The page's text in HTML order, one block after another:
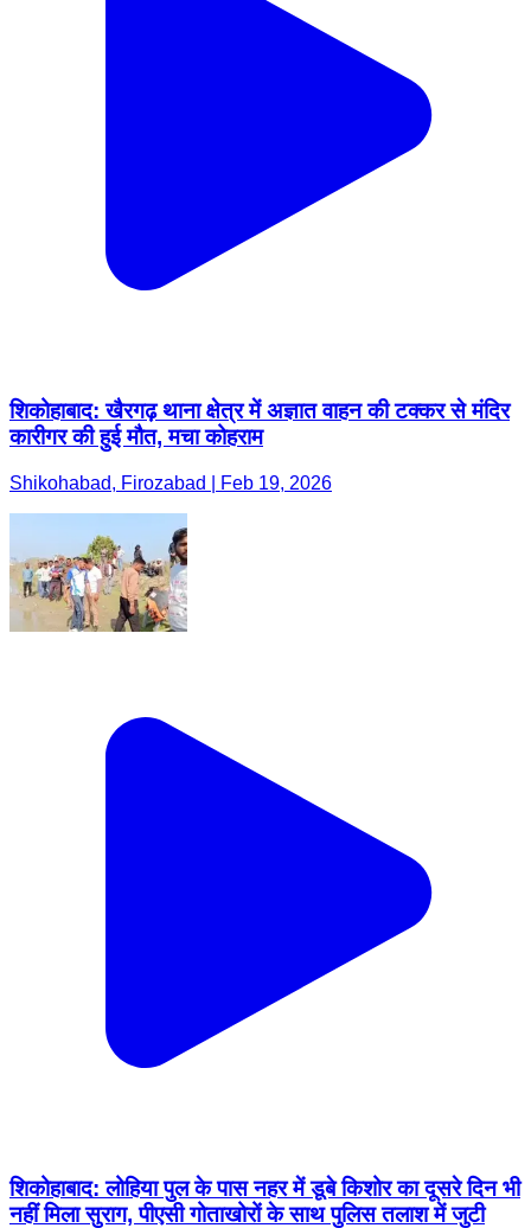
शिकोहाबाद: खैरगढ़ थाना क्षेत्र में अज्ञात वाहन की टक्कर से मंदिर
कारीगर की हुई मौत, मचा कोहराम
Shikohabad, Firozabad | Feb 19, 2026
शिकोहाबाद: लोहिया पुल के पास नहर में डूबे किशोर का दूसरे दिन भी
नहीं मिला सुराग, पीएसी गोताखोरों के साथ पुलिस तलाश में जुटी